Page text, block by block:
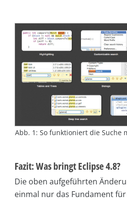
Abb. 1: So funktioniert die Suche
Fazit: Was bringt Eclipse 4.8?
Die oben aufgeführten
einmal nur das Fundament